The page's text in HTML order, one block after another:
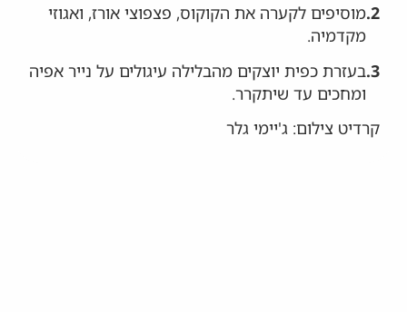
2. מוסיפים לקערה את הקוקוס, פצפוצי אורז, ואגוזי
מקדמיה.
3. בעזרת כפית יוצקים מהבלילה עיגולים על נייר אפיה
ומחכים עד שיתקרר.
קרדיט צילום: ג'יימי גלר